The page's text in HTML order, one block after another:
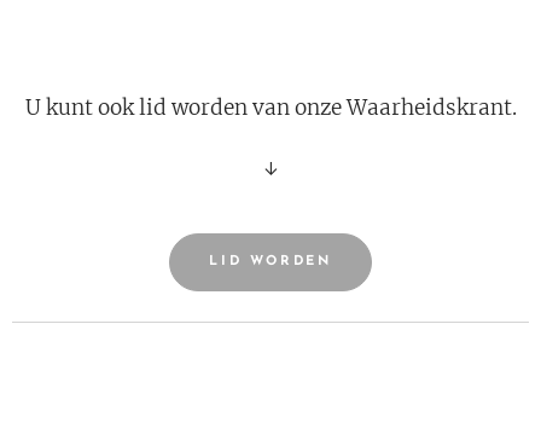
U kunt ook lid worden van onze Waarheidskrant.
↓
LID WORDEN